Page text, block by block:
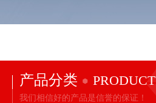
产品分类 PRODUCT
我们相信好的产品是信誉的保证！